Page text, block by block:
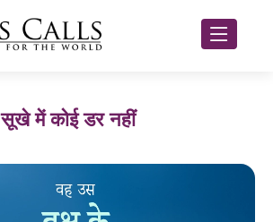
सूखे में कोई डर नहीं